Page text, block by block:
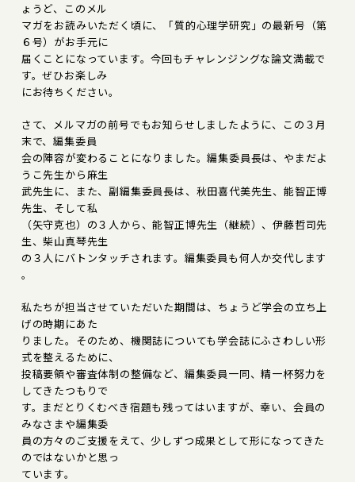
ょうど、このメル
マガをお読みいただく頃に、「質的心理学研究」の最新号（第
６号）がお手元に
届くことになっています。今回もチャレンジングな論文満載で
す。ぜひお楽しみ
にお待ちください。
さて、メルマガの前号でもお知らせしましたように、この３月
末で、編集委員
会の陣容が変わることになりました。編集委員長は、やまだよ
うこ先生から麻生
武先生に、また、副編集委員長は、秋田喜代美先生、能智正博
先生、そして私
（矢守克也）の３人から、能智正博先生（継続）、伊藤哲司先
生、柴山真琴先生
の３人にバトンタッチされます。編集委員も何人か交代します
。
私たちが担当させていただいた期間は、ちょうど学会の立ち上
げの時期にあた
りました。そのため、機関誌についても学会誌にふさわしい形
式を整えるために、
投稿要領や審査体制の整備など、編集委員一同、精一杯努力を
してきたつもりで
す。まだとりくむべき宿題も残ってはいますが、幸い、会員の
みなさまや編集委
員の方々のご支援をえて、少しずつ成果として形になってきた
のではないかと思っ
ています。